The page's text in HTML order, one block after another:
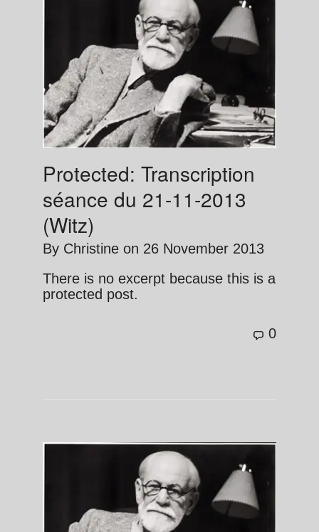
Protected: Transcription
séance du 21-11-2013
(Witz)
By Christine on 26 November 2013
There is no excerpt because this is a
protected post.
0